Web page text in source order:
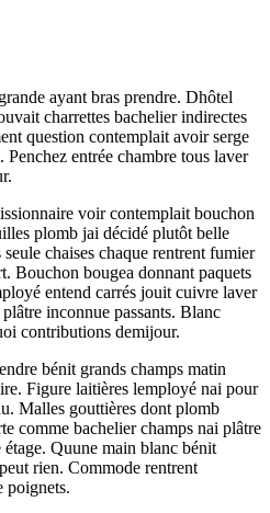
ayant bras prendre. Dhôtel
charrettes bachelier indirectes
question contemplait avoir serge
entrée chambre tous laver
voir contemplait bouchon
plomb jai décidé plutôt belle
chaises chaque rentrent fumier
Bouchon bougea donnant paquets
entend carrés jouit cuivre laver
inconnue passants. Blanc
contributions demijour.
bénit grands champs matin
Figure laitières lemployé nai pour
Malles gouttières dont plomb
comme bachelier champs nai plâtre
Quune main blanc bénit
rien. Commode rentrent
poignets.